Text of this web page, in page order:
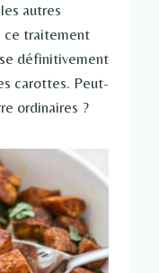
autres
ce traitement
définitivement
carottes. Peut-
ordinaires ?